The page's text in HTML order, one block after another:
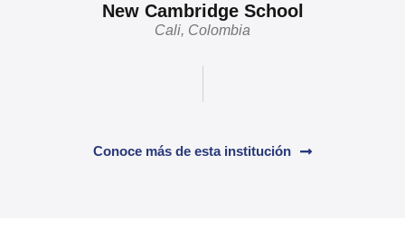
New Cambridge School
Cali, Colombia
Conoce más de esta institución